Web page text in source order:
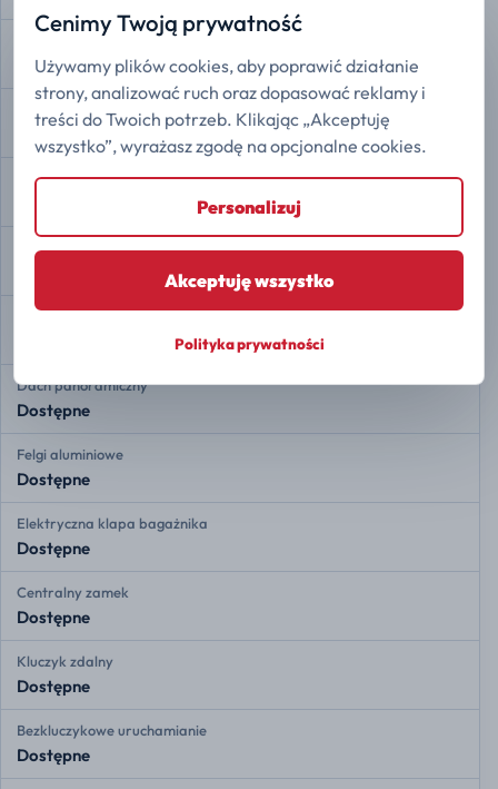
Dostępne
Asystent zjazdu ze wzniesienia
Dostępne
Automatyczne parkowanie
Auto Hold
Asystent ruszania pod górę
Dach panoramiczny
Dostępne
Felgi aluminiowe
Dostępne
Elektryczna klapa bagażnika
Dostępne
Centralny zamek
Dostępne
Kluczyk zdalny
Dostępne
Bezkluczykowe uruchamianie
Dostępne
Cenimy Twoją prywatność
Używamy plików cookies, aby poprawić działanie
strony, analizować ruch oraz dopasować reklamy i
treści do Twoich potrzeb. Klikając „Akceptuję
wszystko”, wyrażasz zgodę na opcjonalne cookies.
Personalizuj
Akceptuję wszystko
Polityka prywatności